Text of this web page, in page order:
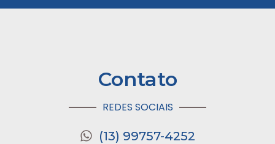
Contato
REDES SOCIAIS
(13) 99757-4252